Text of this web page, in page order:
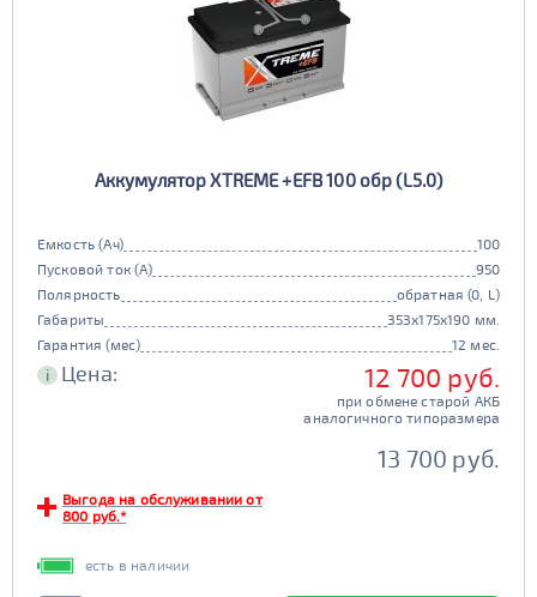
Аккумулятор XTREME +EFB 100 обр (L5.0)
Емкость (Ач)
100
Пусковой ток (А)
950
Полярность
обратная (0, L)
Габариты
353x175x190 мм.
Гарантия (мес)
12 мес.
i Цена: 12 700 руб.
при обмене старой АКБ
аналогичного типоразмера
13 700 руб.
Выгода на обслуживании от
800 руб.*
есть в наличии